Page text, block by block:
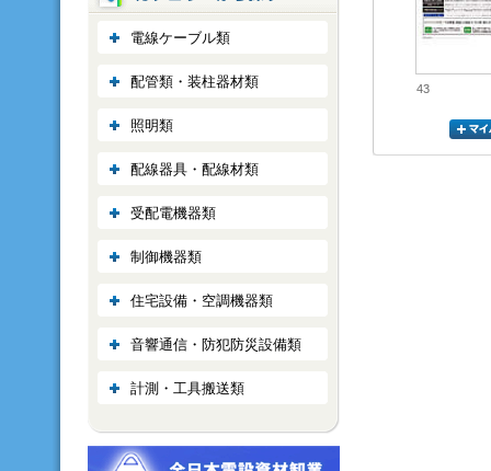
43
電線ケーブル類
配管類・装柱器材類
照明類
配線器具・配線材類
受配電機器類
制御機器類
住宅設備・空調機器類
音響通信・防犯防災設備類
計測・工具搬送類